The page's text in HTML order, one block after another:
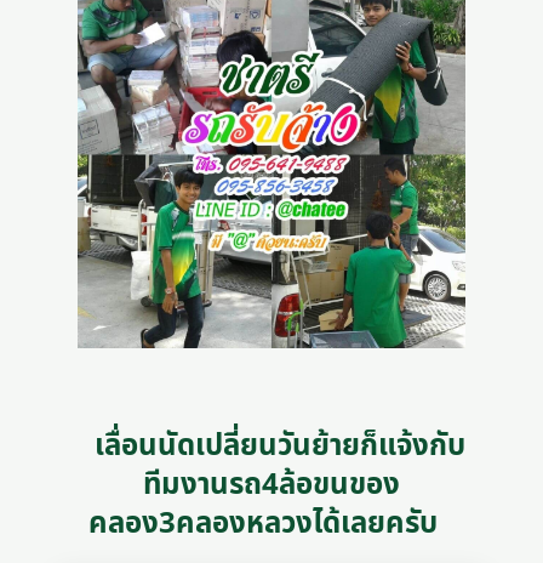
เลื่อนนัดเปลี่ยนวันย้ายก็แจ้งกับ
ทีมงานรถ4ล้อขนของ
คลอง3คลองหลวงได้เลยครับ